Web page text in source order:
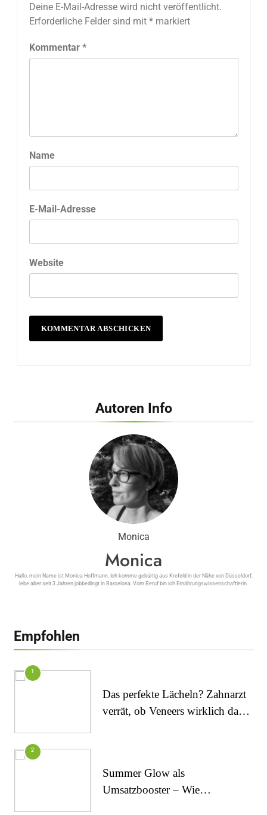
Deine E-Mail-Adresse wird nicht veröffentlicht.
Erforderliche Felder sind mit *markiert
Kommentar *
Name
E-Mail-Adresse
Website
Autoren Info
Monica
Monica
Hallo, mein Name ist Monica Hoffmann. Ich komme gebürtig aus Krefeld in der Nähe von Düsseldorf,
lebe aber seit 3 Jahren jobbedingt in Barcelona. Vom Beruf bin ich Ernährungswissenschaftlerin.
Empfohlen
1
Das perfekte Lächeln? Zahnarzt
verrät, ob Veneers wirklich das
2
Summer Glow als
Umsatzbooster – Wie